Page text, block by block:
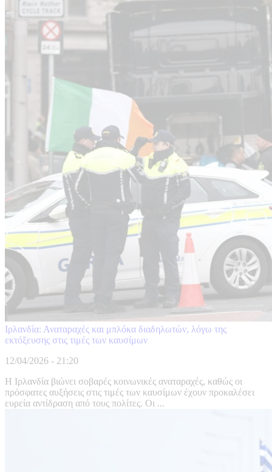
Ιρλανδία: Αναταραχές και μπλόκα διαδηλωτών, λόγω της
εκτόξευσης στις τιμές των καυσίμων
12/04/2026 - 21:20
Η Ιρλανδία βιώνει σοβαρές κοινωνικές αναταραχές, καθώς οι
πρόσφατες αυξήσεις στις τιμές των καυσίμων έχουν προκαλέσει
ευρεία αντίδραση από τους πολίτες. Οι ...